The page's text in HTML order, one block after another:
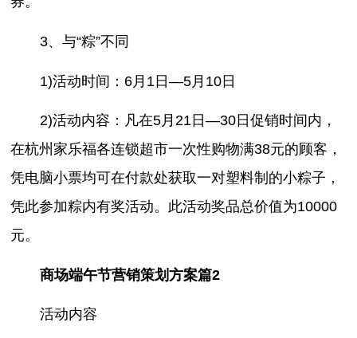
3、与“粽”不同
1)活动时间：6月1日—5月10日
2)活动内容：凡在5月21日—30日促销时间内，
在杭州家乐福各连锁超市一次性购物满38元的顾客，
凭电脑小票均可在付款处获取一对塑料制的小粽子，
凭此参加粽内有奖活动。此活动奖品总价值为10000
元。
商场端午节营销策划方案篇2
活动内容